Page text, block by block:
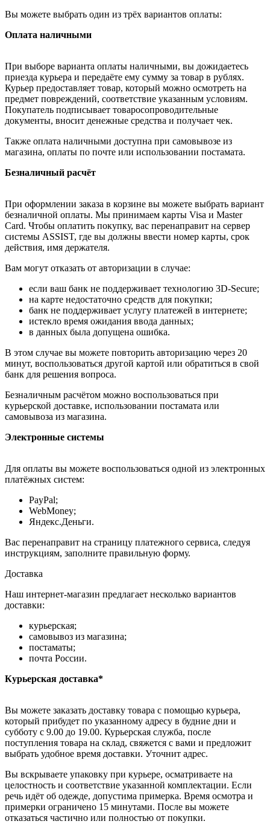
Вы можете выбрать один из трёх вариантов оплаты:
Оплата наличными
При выборе варианта оплаты наличными, вы дожидаетесь
приезда курьера и передаёте ему сумму за товар в рублях.
Курьер предоставляет товар, который можно осмотреть на
предмет повреждений, соответствие указанным условиям.
Покупатель подписывает товаросопроводительные
документы, вносит денежные средства и получает чек.
Также оплата наличными доступна при самовывозе из
магазина, оплаты по почте или использовании постамата.
Безналичный расчёт
При оформлении заказа в корзине вы можете выбрать вариант
безналичной оплаты. Мы принимаем карты Visa и Master
Card. Чтобы оплатить покупку, вас перенаправит на сервер
системы ASSIST, где вы должны ввести номер карты, срок
действия, имя держателя.
Вам могут отказать от авторизации в случае:
если ваш банк не поддерживает технологию 3D-Secure;
на карте недостаточно средств для покупки;
банк не поддерживает услугу платежей в интернете;
истекло время ожидания ввода данных;
в данных была допущена ошибка.
В этом случае вы можете повторить авторизацию через 20
минут, воспользоваться другой картой или обратиться в свой
банк для решения вопроса.
Безналичным расчётом можно воспользоваться при
курьерской доставке, использовании постамата или
самовывоза из магазина.
Электронные системы
Для оплаты вы можете воспользоваться одной из электронных
платёжных систем:
PayPal;
WebMoney;
Яндекс.Деньги.
Вас перенаправит на страницу платежного сервиса, следуя
инструкциям, заполните правильную форму.
Доставка
Наш интернет-магазин предлагает несколько вариантов
доставки:
курьерская;
самовывоз из магазина;
постаматы;
почта России.
Курьерская доставка*
Вы можете заказать доставку товара с помощью курьера,
который прибудет по указанному адресу в будние дни и
субботу с 9.00 до 19.00. Курьерская служба, после
поступления товара на склад, свяжется с вами и предложит
выбрать удобное время доставки. Уточнит адрес.
Вы вскрываете упаковку при курьере, осматриваете на
целостность и соответствие указанной комплектации. Если
речь идёт об одежде, допустима примерка. Время осмотра и
примерки ограничено 15 минутами. После вы можете
отказаться частично или полностью от покупки.